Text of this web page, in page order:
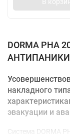
DORMA
накладного
эвакуации и
Cистема DORMA